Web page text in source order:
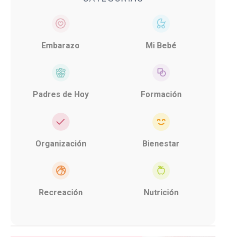
Embarazo Mi Bebé
Padres de Hoy Formación
Organización Bienestar
Recreación Nutrición